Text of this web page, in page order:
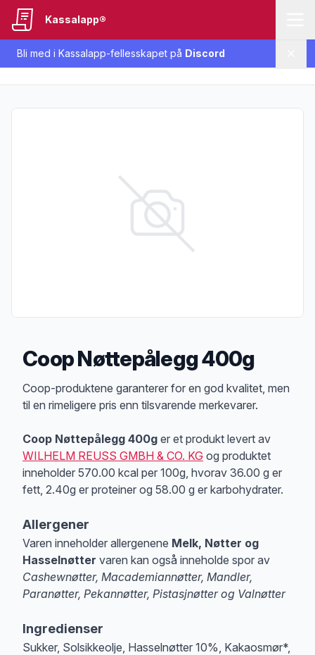
Bli med i Kassalapp-fellesskapet på Discord
Kassalapp®
Coop Nøttepålegg 400g
Produktbeskrivelse
Coop-produktene garanterer for en god kvalitet, men
til en rimeligere pris enn tilsvarende merkevarer.
Coop Nøttepålegg 400g er et produkt levert av
WILHELM REUSS GMBH & CO. KG og produktet
inneholder 570.00 kcal per 100g, hvorav 36.00 g er
fett, 2.40g er proteiner og 58.00 g er karbohydrater.
Allergener
Varen inneholder allergenene Melk, Nøtter og
Hasselnøtter varen kan også inneholde spor av
Cashewnøtter, Macademiannøtter, Mandler,
Paranøtter, Pekannøtter, Pistasjnøtter og Valnøtter
Ingredienser
Sukker, Solsikkeolje, Hasselnøtter 10%, Kakaosmør*,